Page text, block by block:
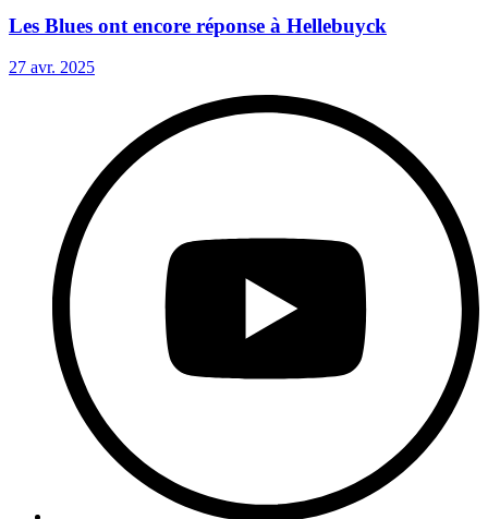
Les Blues ont encore réponse à Hellebuyck
27 avr. 2025